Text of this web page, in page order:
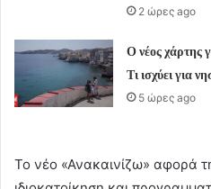
2 ώρες ago
Ο νέος χάρτης
Τι ισχύει για
5 ώρες ago
Το νέο «Ανακαινίζω» αφορά